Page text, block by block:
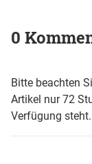
0
Bitte beachten
Artikel nur 72
Verfügung steht.